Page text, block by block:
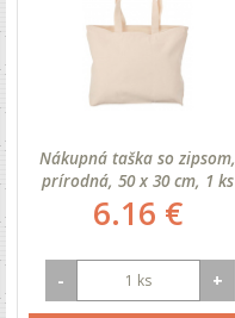
Nákupná taška so zipsom,
prírodná, 50 x 30 cm, 1 ks
6.16 €
- +